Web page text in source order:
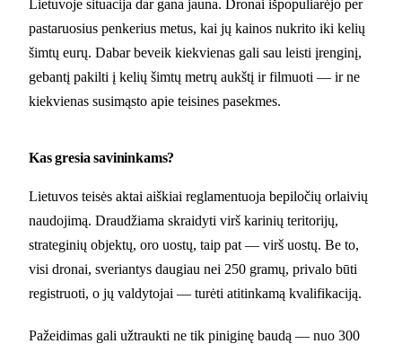
Lietuvoje situacija dar gana jauna. Dronai išpopuliarėjo per
pastaruosius penkerius metus, kai jų kainos nukrito iki kelių
šimtų eurų. Dabar beveik kiekvienas gali sau leisti įrenginį,
gebantį pakilti į kelių šimtų metrų aukštį ir filmuoti — ir ne
kiekvienas susimąsto apie teisines pasekmes.
Kas gresia savininkams?
Lietuvos teisės aktai aiškiai reglamentuoja bepiločių orlaivių
naudojimą. Draudžiama skraidyti virš karinių teritorijų,
strateginių objektų, oro uostų, taip pat — virš uostų. Be to,
visi dronai, sveriantys daugiau nei 250 gramų, privalo būti
registruoti, o jų valdytojai — turėti atitinkamą kvalifikaciją.
Pažeidimas gali užtraukti ne tik piniginę baudą — nuo 300